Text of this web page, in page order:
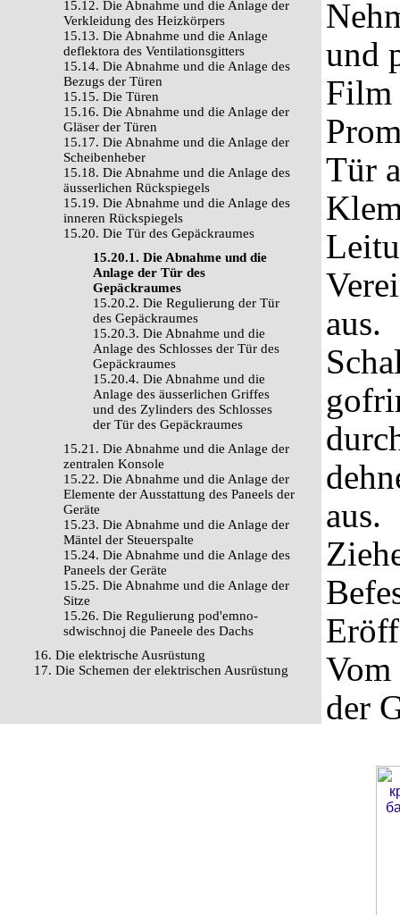
15.12. Die Abnahme und die Anlage der
Verkleidung des Heizkörpers
15.13. Die Abnahme und die Anlage
deflektora des Ventilationsgitters
15.14. Die Abnahme und die Anlage des
Bezugs der Türen
15.15. Die Türen
15.16. Die Abnahme und die Anlage der
Gläser der Türen
15.17. Die Abnahme und die Anlage der
Scheibenheber
15.18. Die Abnahme und die Anlage des
äusserlichen Rückspiegels
15.19. Die Abnahme und die Anlage des
inneren Rückspiegels
15.20. Die Tür des Gepäckraumes
15.20.1. Die Abnahme und die
Anlage der Tür des
Gepäckraumes
15.20.2. Die Regulierung der Tür
des Gepäckraumes
15.20.3. Die Abnahme und die
Anlage des Schlosses der Tür des
Gepäckraumes
15.20.4. Die Abnahme und die
Anlage des äusserlichen Griffes
und des Zylinders des Schlosses
der Tür des Gepäckraumes
15.21. Die Abnahme und die Anlage der
zentralen Konsole
15.22. Die Abnahme und die Anlage der
Elemente der Ausstattung des Paneels der
Geräte
15.23. Die Abnahme und die Anlage der
Mäntel der Steuerspalte
15.24. Die Abnahme und die Anlage des
Paneels der Geräte
15.25. Die Abnahme und die Anlage der
Sitze
15.26. Die Regulierung pod'emno-
sdwischnoj die Paneele des Dachs
16. Die elektrische Ausrüstung
17. Die Schemen der elektrischen Ausrüstung
und
Film
Tür
aus.
aus.
Vom
der